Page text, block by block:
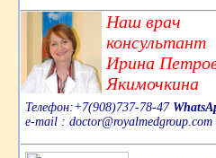
Наш врач
консультант
Ирина
Якимочкина
Телефон:+7(908)737-78-47
e-mail : doctor@royalmedgroup.com